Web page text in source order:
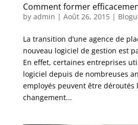
Comment former
by admin | Août 26, 2015|
La transition d’une agence de
nouveau logiciel de gestion est
En effet, certaines entreprises
logiciel depuis de nombreuses
employés peuvent être déroutés
changement...